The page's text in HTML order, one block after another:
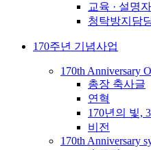
교육 · 설명
청탁방지담
170주년 기념사업
170th Anniversary
총장 축사글
연혁
170년의 빛,
비전
170th Anniversary